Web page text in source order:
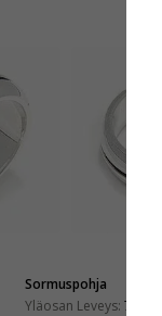
Sormuspohja
Yläosan Leveys: 7,5 mm